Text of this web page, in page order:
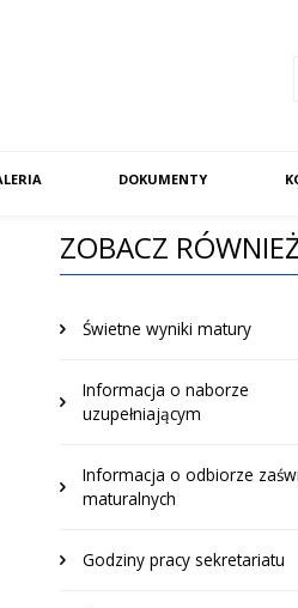
DOKUMENTY
ZOBACZ
Świetne wyniki matury
Informacja o naborze
uzupełniającym
Informacja o odbiorze
maturalnych
Godziny pracy sekretariatu